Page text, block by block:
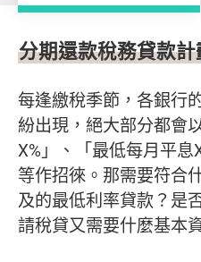
貸款計劃
分期還款稅務貸款計
每逢繳稅季節，各銀行
紛出現，絕大部分都會
X%」、「最低每月平息
等作招徠。那需要符合
及的最低利率貸款？是
請稅貸又需要什麼基本